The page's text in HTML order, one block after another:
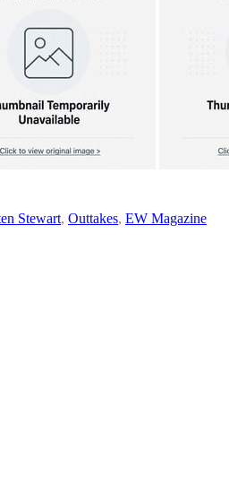
Stewart, Outtakes, EW Magazine